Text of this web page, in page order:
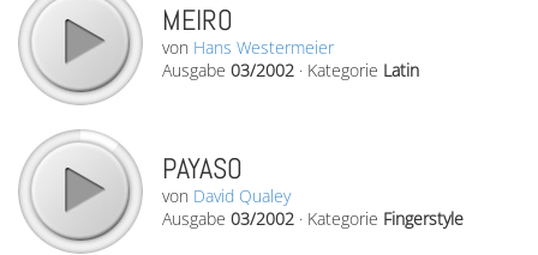
MEIRO
von Hans Westermeier
Ausgabe 03/2002 · Kategorie Latin
PAYASO
von David Qualey
Ausgabe 03/2002 · Kategorie Fingerstyle